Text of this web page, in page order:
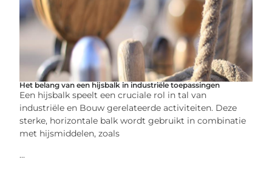
Het belang van een hijsbalk in industriële toepassingen
Een hijsbalk speelt een cruciale rol in tal van
industriële en Bouw gerelateerde activiteiten. Deze
sterke, horizontale balk wordt gebruikt in combinatie
met hijsmiddelen, zoals
...